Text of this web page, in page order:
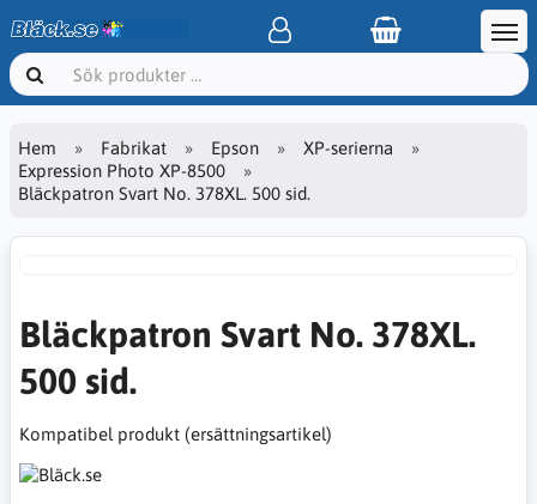
Hem Fabrikat Epson
XP-serierna
Expression Photo XP-8500
Bläckpatron Svart No. 378XL. 500 sid.
Bläckpatron Svart No. 378XL.
500 sid.
Kompatibel produkt (ersättningsartikel)